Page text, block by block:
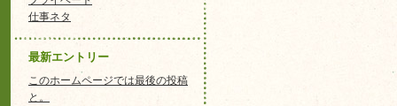
仕事ネタ
最新エントリー
このホームページでは最後の投稿
と。